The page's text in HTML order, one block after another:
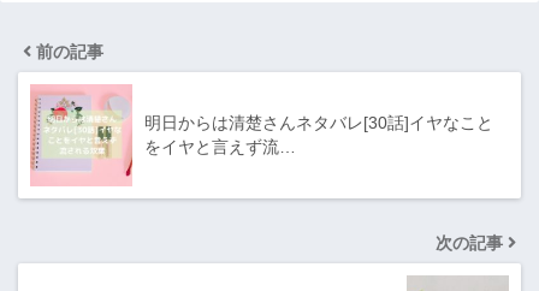
前の記事
明日からは清楚さんネタバレ[30話]イヤなこと
をイヤと言えず流…
次の記事